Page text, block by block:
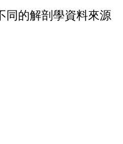
同的解剖學資料來源